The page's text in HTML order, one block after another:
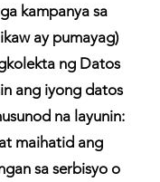
kampanya sa
ay pumayag)
ng Datos
ang iyong datos
na layunin:
maihatid ang
sa serbisyo o